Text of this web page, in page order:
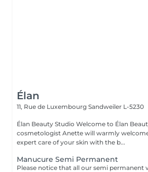
Élan
11, Rue de Luxembourg Sandweiler L-5230
Élan Beauty Studio Welcome to Élan Beauty Studio, where our
cosmetologist Anette will warmly
expert care of your skin with the b...
Manucure Semi Permanent